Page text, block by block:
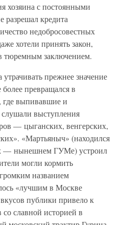
хозяина с постоянными
разрешал кредита
недобросовестных
хотели принять закон,
тюремным заключением.
прежнее значение
превращался в
где выпивавшие и
выступления
— цыганских, венгерских,
«Мартьяныч» (находился
— нынешнем ГУМе) устроил
могли кормить
названием
«лучшим в Москве
публики привело к
славной историей в